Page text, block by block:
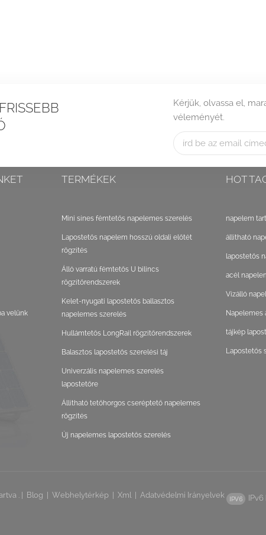
Kérjük, olvassa el,
véleményét.
velünk
TERMÉKEK
Mini sínes fémtetős napelemes szerelés
Lapostetős napelem hosszú oldali előtét
rögzítés
Álló varratú fémtetős U bilincs
rögzítőrendszerek
Kelet-nyugati lapostetős ballasztos
napelemes szerelés
Hullámtetős LongRail rögzítőrendszerek
Balasztos lapostetős szerelési táj
Univerzális napelemes szerelés
lapostetőre
Állítható tetőhorgos cseréptető napelemes
rögzítés
Új napelemes lapostetős szerelés
HOT
napelem
állítható
lapostetős
acél
Vízálló
Napelemes
tájkép
Lapostetős
. | Blog Webhelytérkép Xml Adatvédelmi Irányelvek